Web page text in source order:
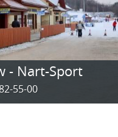
- Nart-Sport
55-00